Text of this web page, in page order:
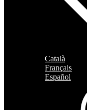
Català
Français
Español